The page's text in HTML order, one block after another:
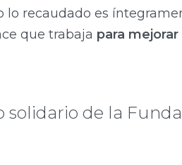
lo recaudado es
que trabaja para
de la